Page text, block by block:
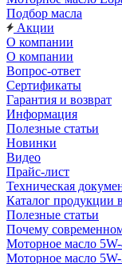
Подбор масла
Акции
О компании
О компании
Вопрос-ответ
Сертификаты
Гарантия и возврат
Информация
Полезные статьи
Новинки
Видео
Прайс-лист
Техническая
Каталог продукции
Полезные статьи
Почему
Моторное масло
Моторное масло